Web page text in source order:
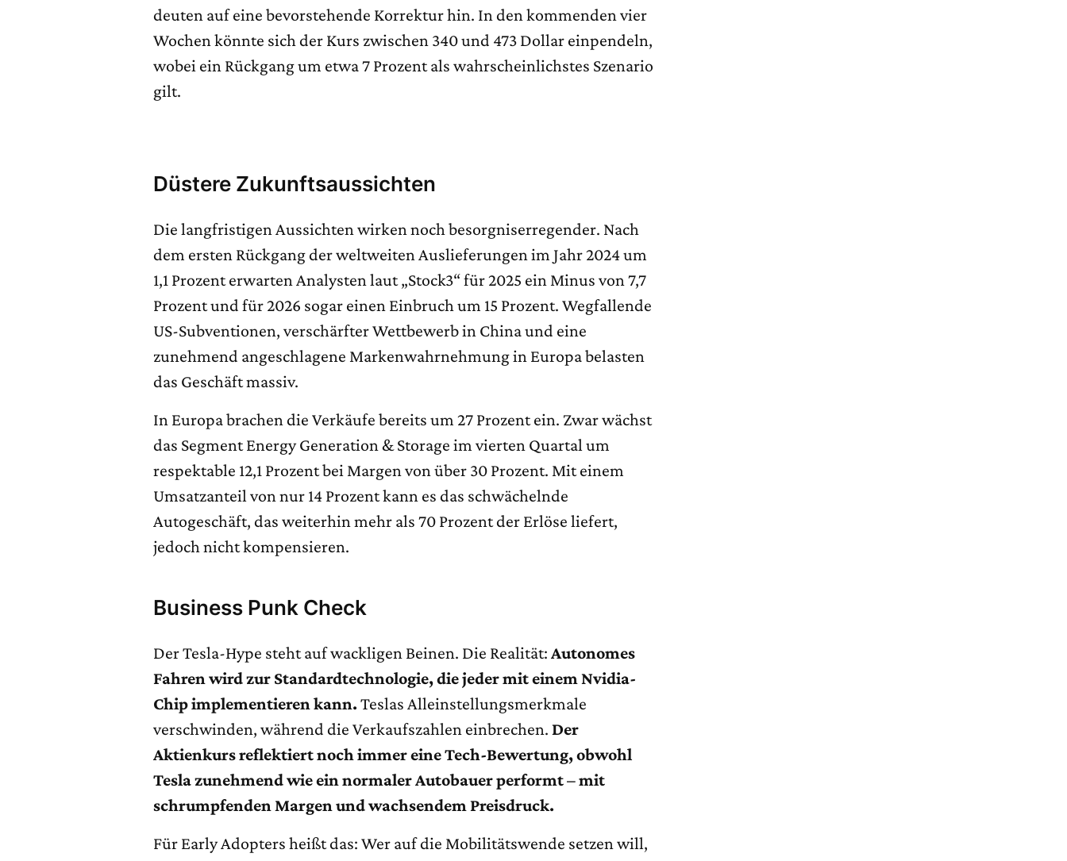
deuten auf eine bevorstehende Korrektur hin. In den kommenden vier
Wochen könnte sich der Kurs zwischen 340 und 473 Dollar einpendeln,
wobei ein Rückgang um etwa 7 Prozent als wahrscheinlichstes Szenario
gilt.
Düstere Zukunftsaussichten
Die langfristigen Aussichten wirken noch besorgniserregender. Nach
dem ersten Rückgang der weltweiten Auslieferungen im Jahr 2024 um
1,1 Prozent erwarten Analysten laut „Stock3“ für 2025 ein Minus von 7,7
Prozent und für 2026 sogar einen Einbruch um 15 Prozent. Wegfallende
US-Subventionen, verschärfter Wettbewerb in China und eine
zunehmend angeschlagene Markenwahrnehmung in Europa belasten
das Geschäft massiv.
In Europa brachen die Verkäufe bereits um 27 Prozent ein. Zwar wächst
das Segment Energy Generation & Storage im vierten Quartal um
respektable 12,1 Prozent bei Margen von über 30 Prozent. Mit einem
Umsatzanteil von nur 14 Prozent kann es das schwächelnde
Autogeschäft, das weiterhin mehr als 70 Prozent der Erlöse liefert,
jedoch nicht kompensieren.
Business Punk Check
Der Tesla-Hype steht auf wackligen Beinen. Die Realität:Autonomes
Fahren wird zur Standardtechnologie, die jeder mit einem Nvidia-
Chip implementieren kann.Teslas Alleinstellungsmerkmale
verschwinden, während die Verkaufszahlen einbrechen.Der
Aktienkurs reflektiert noch immer eine Tech-Bewertung, obwohl
Tesla zunehmend wie ein normaler Autobauer performt – mit
schrumpfenden Margen und wachsendem Preisdruck.
Für Early Adopters heißt das: Wer auf die Mobilitätswende setzen will,